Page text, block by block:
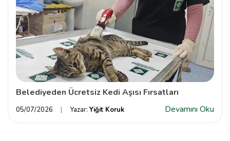
Belediyeden Ücretsiz Kedi Aşısı Fırsatları
05/07/2026 Yazar: Yiğit Koruk Devamını Oku